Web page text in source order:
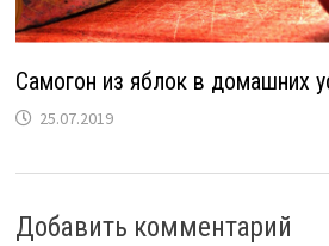
Самогон из яблок в домашних
25.07.2019
Добавить комментарий